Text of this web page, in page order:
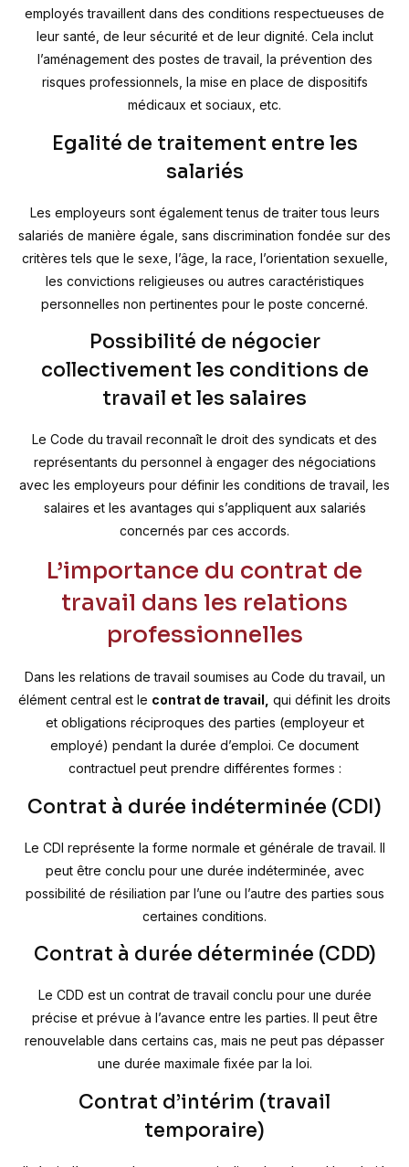
employés travaillent dans des conditions respectueuses de
leur santé, de leur sécurité et de leur dignité. Cela inclut
l’aménagement des postes de travail, la prévention des
risques professionnels, la mise en place de dispositifs
médicaux et sociaux, etc.
Egalité de traitement entre les
salariés
Les employeurs sont également tenus de traiter tous leurs
salariés de manière égale, sans discrimination fondée sur des
critères tels que le sexe, l’âge, la race, l’orientation sexuelle,
les convictions religieuses ou autres caractéristiques
personnelles non pertinentes pour le poste concerné.
Possibilité de négocier
collectivement les conditions de
travail et les salaires
Le Code du travail reconnaît le droit des syndicats et des
représentants du personnel à engager des négociations
avec les employeurs pour définir les conditions de travail, les
salaires et les avantages qui s’appliquent aux salariés
concernés par ces accords.
L’importance du contrat de
travail dans les relations
professionnelles
Dans les relations de travail soumises au Code du travail, un
élément central est le contrat de travail, qui définit les droits
et obligations réciproques des parties (employeur et
employé) pendant la durée d’emploi. Ce document
contractuel peut prendre différentes formes :
Contrat à durée indéterminée (CDI)
Le CDI représente la forme normale et générale de travail. Il
peut être conclu pour une durée indéterminée, avec
possibilité de résiliation par l’une ou l’autre des parties sous
certaines conditions.
Contrat à durée déterminée (CDD)
Le CDD est un contrat de travail conclu pour une durée
précise et prévue à l’avance entre les parties. Il peut être
renouvelable dans certains cas, mais ne peut pas dépasser
une durée maximale fixée par la loi.
Contrat d’intérim (travail
temporaire)